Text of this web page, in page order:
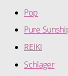
Pop
Pure
REIKI
Schlager